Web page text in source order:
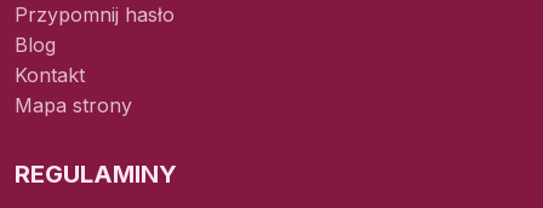
Przypomnij hasło
Blog
Kontakt
Mapa strony
REGULAMINY